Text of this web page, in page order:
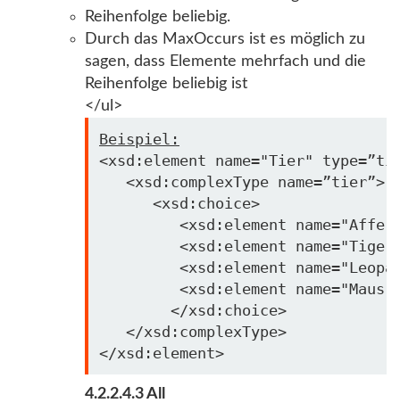
Reihenfolge beliebig.
Durch das MaxOccurs ist es möglich zu
sagen, dass Elemente mehrfach und die
Reihenfolge beliebig ist
</ul>
Beispiel:
<xsd:element name="Tier"
   <xsd:complexType name=”tier”>
      <xsd:choice>
         <xsd:element name=
"Affe"
         <xsd:element name=
         <xsd:element name=
         <xsd:element name=
"Maus"
        </xsd:choice>
   </xsd:complexType>
4.2.2.4.3 All